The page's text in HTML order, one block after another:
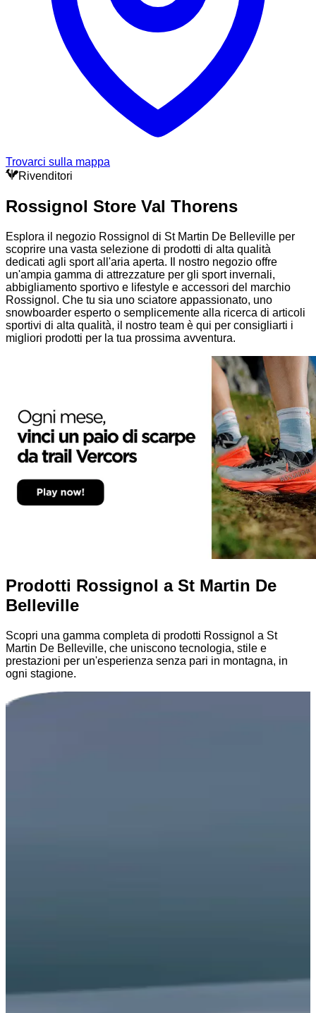
Trovarci sulla mappa
Rivenditori
Rossignol Store Val Thorens
Esplora il negozio Rossignol di St Martin De Belleville per
scoprire una vasta selezione di prodotti di alta qualità
dedicati agli sport all'aria aperta. Il nostro negozio offre
un'ampia gamma di attrezzature per gli sport invernali,
abbigliamento sportivo e lifestyle e accessori del marchio
Rossignol. Che tu sia uno sciatore appassionato, uno
snowboarder esperto o semplicemente alla ricerca di articoli
sportivi di alta qualità, il nostro team è qui per consigliarti i
migliori prodotti per la tua prossima avventura.
Prodotti Rossignol a St Martin De
Belleville
Scopri una gamma completa di prodotti Rossignol a St
Martin De Belleville, che uniscono tecnologia, stile e
prestazioni per un'esperienza senza pari in montagna, in
ogni stagione.